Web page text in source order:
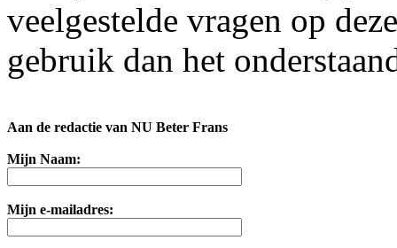
veelgestelde vragen op
gebruik dan het
Aan de redactie van NU Beter Frans
Mijn Naam:
Mijn e-mailadres: